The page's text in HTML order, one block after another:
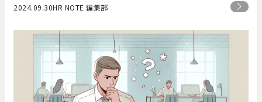
2024.09.30HR NOTE 編集部